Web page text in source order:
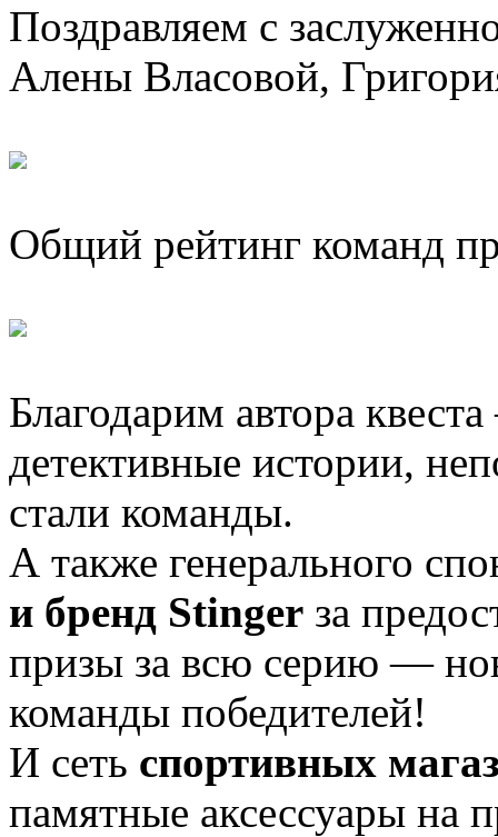
Поздравляем с
Алены Власовой,
Общий рейтинг команд
Благодарим автора
детективные истории,
стали команды.
А также генерального
и бренд Stinger за
призы за всю серию —
команды победителей!
И сеть спортивных
памятные аксессуары на